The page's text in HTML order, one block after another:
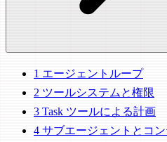
1 エージェントループ
2 ツールシステムと権限
3 Task ツールによる計画
4 サブエージェントとコ